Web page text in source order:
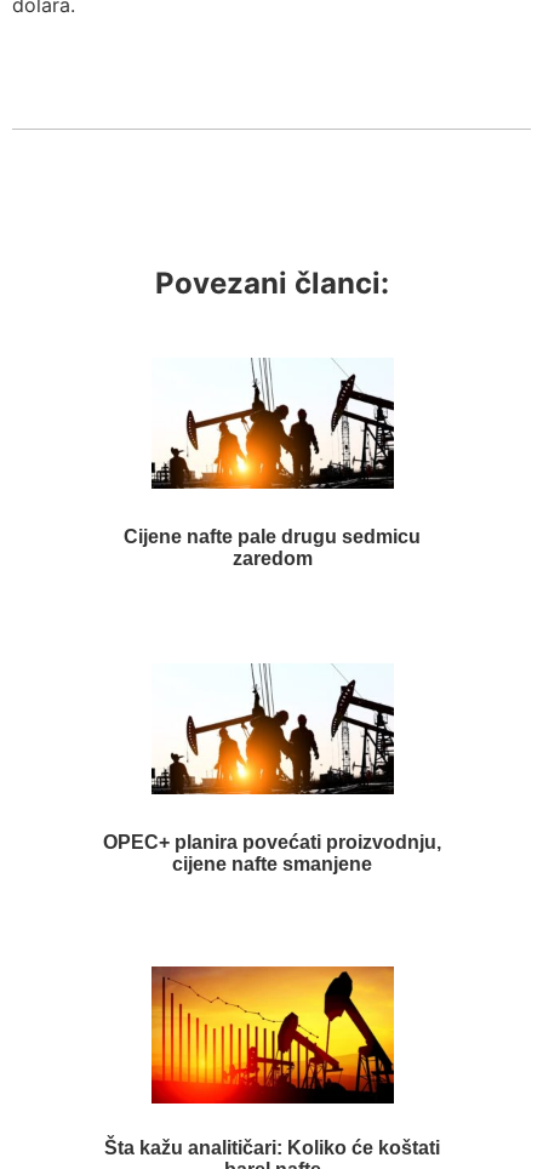
dolara.
Povezani članci:
Cijene nafte pale drugu sedmicu
zaredom
OPEC+ planira povećati proizvodnju,
cijene nafte smanjene
Šta kažu analitičari: Koliko će koštati